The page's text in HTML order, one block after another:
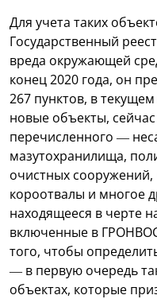
Для учета таких
Государственный
вреда окружающей
конец 2020 года, он
267 пунктов, в
новые объекты,
перечисленного —
мазутохранилища,
очистных
короотвалы и многое
находящееся в черте
включенные в
того, чтобы
— в первую очередь
объектах, которые